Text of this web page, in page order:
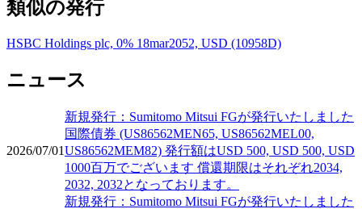
類似の発行
HSBC Holdings plc, 0% 18mar2052, USD (10958D)
ニュース
2026/07/01
新規発行：Sumitomo Mitsui FGが発行いたしました
国際債券 (US86562MEN65, US86562MEL00,
US86562MEM82) 発行額はUSD 500, USD 500, USD
1000百万でございます 償還期限はそれぞれ2034,
2032, 2032となっております。
新規発行：Sumitomo Mitsui FGが発行いたしました